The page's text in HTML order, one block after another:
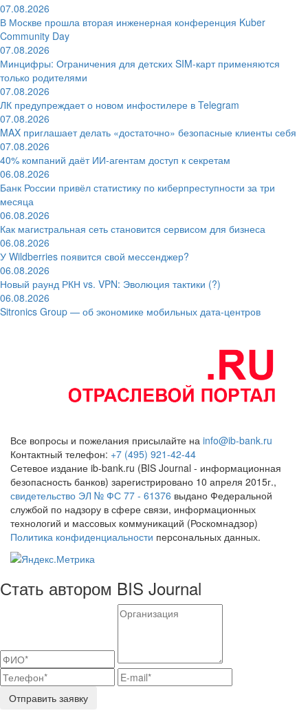
07.08.2026
В Москве прошла вторая инженерная конференция Kuber
Community Day
07.08.2026
Минцифры: Ограничения для детских SIM-карт применяются
только родителями
07.08.2026
ЛК предупреждает о новом инфостилере в Telegram
07.08.2026
MAX приглашает делать «достаточно» безопасные клиенты себя
07.08.2026
40% компаний даёт ИИ‑агентам доступ к секретам
06.08.2026
Банк России привёл статистику по киберпреступности за три
месяца
06.08.2026
Как магистральная сеть становится сервисом для бизнеса
06.08.2026
У Wildberries появится свой мессенджер?
06.08.2026
Новый раунд РКН vs. VPN: Эволюция тактики (?)
06.08.2026
Sitronics Group — об экономике мобильных дата-центров
Все вопросы и пожелания присылайте на info@ib-bank.ru
Контактный телефон: +7 (495) 921-42-44
Сетевое издание ib-bank.ru (BIS Journal - информационная
безопасность банков) зарегистрировано 10 апреля 2015г.,
свидетельство ЭЛ № ФС 77 - 61376 выдано Федеральной
службой по надзору в сфере связи, информационных
технологий и массовых коммуникаций (Роскомнадзор)
Политика конфиденциальности персональных данных.
Стать автором BIS Journal
Отправить заявку